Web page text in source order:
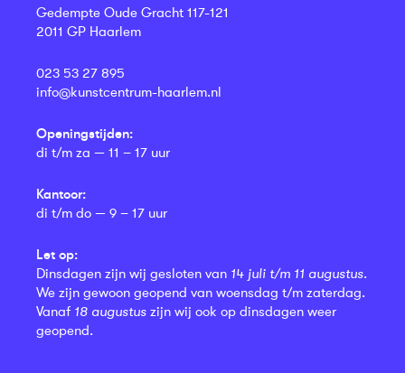
Gedempte Oude Gracht 117-121
2011 GP Haarlem
023 53 27 895
info@kunstcentrum-haarlem.nl
Openingstijden:
di t/m za — 11 – 17 uur
Kantoor:
di t/m do — 9 – 17 uur
Let op:
Dinsdagen zijn wij gesloten van 14 juli t/m 11 augustus.
We zijn gewoon geopend van woensdag t/m zaterdag.
Vanaf 18 augustus zijn wij ook op dinsdagen weer
geopend.